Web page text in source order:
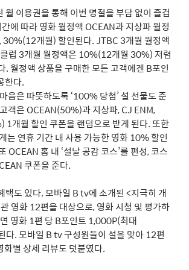
월 이용권을 통해 이번 명절을 부담 없이 즐겁
에 따라 영화 월정액 OCEAN과 지상파 월정
30%(12개월)할인된다. JTBC 3개월 월정액
럽 3개월 월정액은 10%(12개월 30%) 저렴
.월정액 상품을 구매한 모든 고객에겐 B포인
한다.
마음은 따뜻하도록 ‘100%당첨’설 선물도 준
고객은 OCEAN(50%)과 지상파, CJ ENM,
1개월 할인 쿠폰을 랜덤으로 받게 된다.또한
는 연휴 기간 내 사용 가능한 영화 10%할인
OCEAN홈 내 ‘설날 공감 코스’를 편성,코스
쿠폰을 준다.
택도 있다.모바일 B tv에 소개된 <지극히 개
영화 12편을 대상으로,영화 시청 및 평가하
영화 1편 당B포인트 1,000P(최대
다.모바일 B tv구성원들이 설을 맞아 12편
화별 상세 리뷰도 덧붙였다.